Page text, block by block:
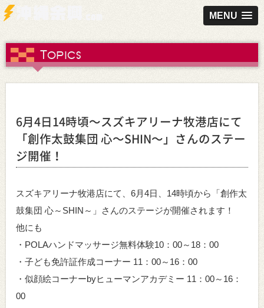
MENU
Topics
6月4日14時頃～スズキアリーナ牧港店にて
「創作太鼓集団 心～SHIN～」さんのステー
ジ開催！
スズキアリーナ牧港店にて、6月4日、14時頃から「創作太
鼓集団 心～SHIN～」さんのステージが開催されます！
他にも
・POLAハンドマッサージ無料体験10：00～18：00
・子ども免許証作成コーナー 11：00～16：00
・似顔絵コーナーbyヒューマンアカデミー 11：00～16：
00